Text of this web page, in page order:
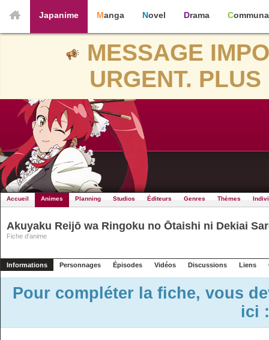
Japanime Manga Novel Drama
MESSAGE
URGENT.
Accueil Animes Planning Studios Éditeurs Genres Thèmes
Akuyaku Reijō wa Ringoku no Ōtaishi ni Dekiai
Fiche d'anime
Informations Personnages Épisodes Vidéos Discussions Liens
Pour compléter la fiche, vous
ici